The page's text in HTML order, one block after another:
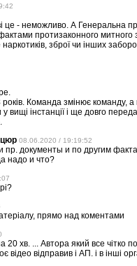
це - неможливо. А Генеральна
протизаконного митного
зброї чи інших
Команда змінює команду,
вищі інстанції і ще довго
08.06.2020 / 19:19:52
пр. документы и по другим
надо и что?
прямо над коментами
20 хв. ... Автора який все чітко
відео відправив і АП. і в інші